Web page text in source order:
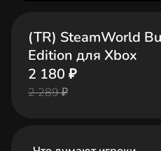
(TR) SteamWorld
Edition для Xbox
2 180 ₽
2 289 ₽